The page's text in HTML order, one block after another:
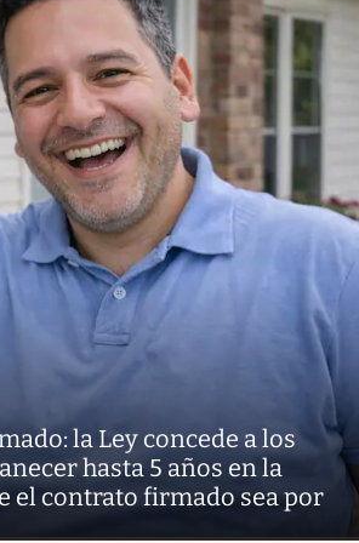
la Ley concede a los
hasta 5 años en la
el contrato firmado sea por